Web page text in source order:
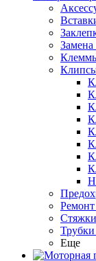
Еще